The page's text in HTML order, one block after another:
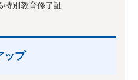
特別教育修了証
ップ